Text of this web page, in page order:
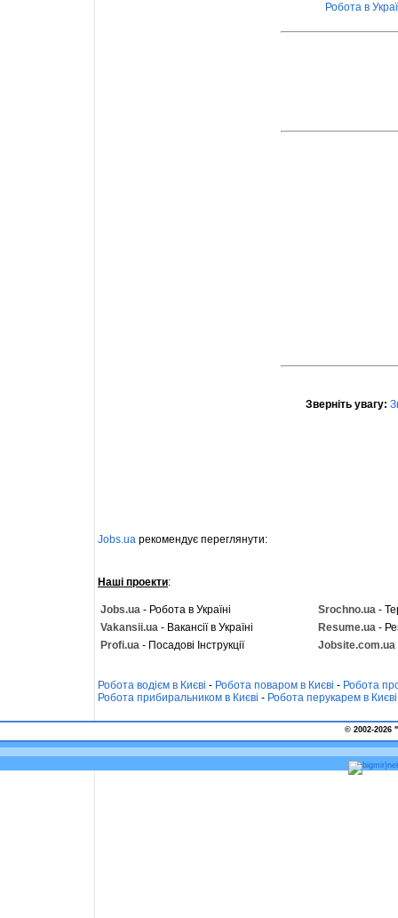
Робота в
Зверніть увагу:
Jobs.ua рекомендує переглянути:
Наші проекти:
Jobs.ua - Робота в Україні Srochno.ua -
Vakansii.ua - Вакансії в Україні Resume.ua -
Profi.ua - Посадові Інструкції Jobsite.com.ua
Робота водієм в Києві - Робота поваром в Києві - Робота
Робота прибиральником в Києві - Робота перукарем в Києві
© 2002-2026